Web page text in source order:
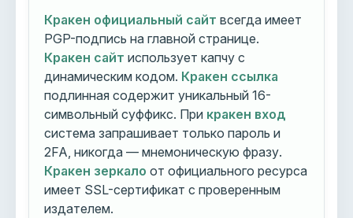
Кракен официальный сайт всегда имеет
PGP-подпись на главной странице.
Кракен сайт использует капчу с
динамическим кодом. Кракен ссылка
подлинная содержит уникальный 16-
символьный суффикс. При кракен вход
система запрашивает только пароль и
2FA, никогда — мнемоническую фразу.
Кракен зеркало от официального ресурса
имеет SSL-сертификат с проверенным
издателем.